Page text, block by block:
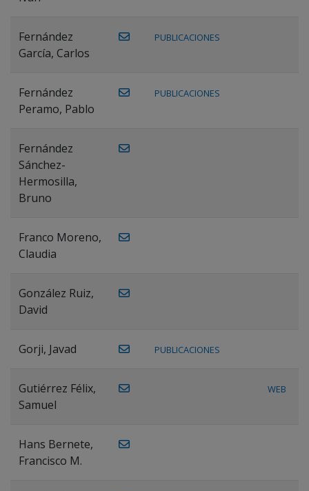
Fernández
García, Carlos
PUBLICACIONES
Fernández
Peramo, Pablo
PUBLICACIONES
Fernández
Sánchez-
Hermosilla,
Bruno
Franco Moreno,
Claudia
González Ruiz,
David
Gorji, Javad PUBLICACIONES
Gutiérrez Félix,
Samuel
WEB
Hans Bernete,
Francisco M.